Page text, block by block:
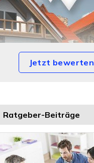
Jetzt bewerten
Ratgeber-Beiträge